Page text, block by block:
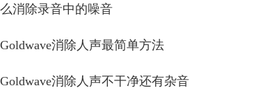
么消除录音中的噪音
Goldwave消除人声最简单方法
Goldwave消除人声不干净还有杂音